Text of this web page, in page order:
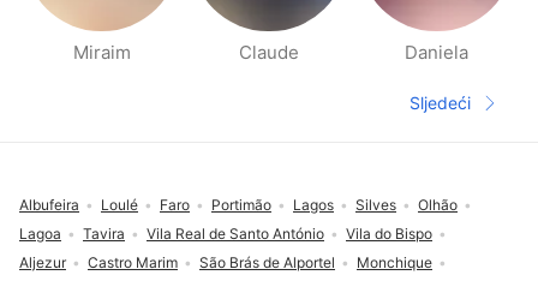
Miraim Claude Daniela
Sljedeća
Sljedeći
Albufeira Loulé Faro Portimão Lagos Silves
Olhão
Lagoa
Tavira Vila Real de Santo António
Vila do Bispo
Aljezur
Castro Marim São Brás de Alportel
Monchique